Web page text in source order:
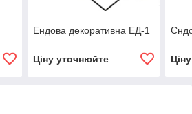
Ендова декоративна ЕД-1
Ціну уточнюйте